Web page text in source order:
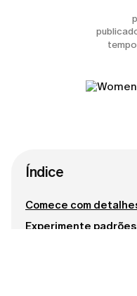
Índice
Comece com
Experimente